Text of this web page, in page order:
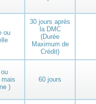
ou
30 jours après
la DMC
(Durée
Maximum de
Crédit)
)
60 jours